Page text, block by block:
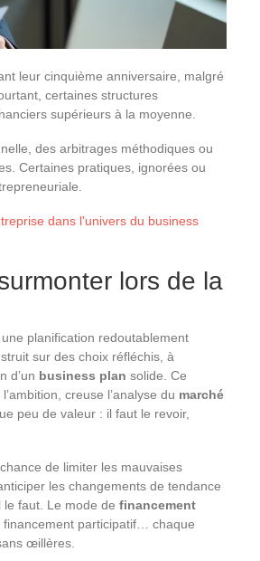
leur cinquième anniversaire, malgré
certaines structures
supérieurs à la moyenne.
des arbitrages méthodiques ou
Certaines pratiques, ignorées ou
dans l'univers du business
lors de la
planification redoutablement
sur des choix réfléchis, à
d’un business plan solide. Ce
creuse l’analyse du marché
peu de valeur : il faut le revoir,
de limiter les mauvaises
les changements de tendance
le faut. Le mode de financement
participatif… chaque
œillères.